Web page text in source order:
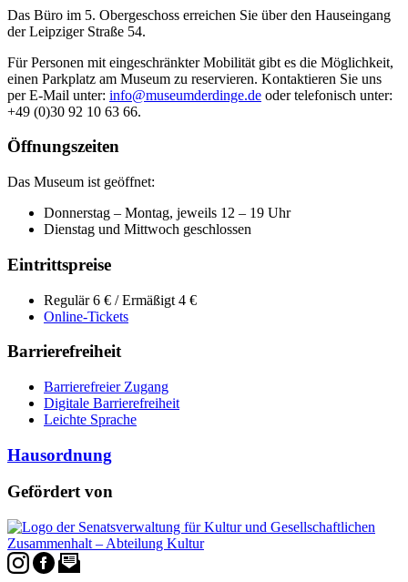
Das Büro im 5. Obergeschoss erreichen Sie über den Hauseingang
der Leipziger Straße 54.
Für Personen mit eingeschränkter Mobilität gibt es die Möglichkeit,
einen Parkplatz am Museum zu reservieren. Kontaktieren Sie uns
per E-Mail unter: info@museumderdinge.de oder telefonisch unter:
+49 (0)30 92 10 63 66.
Öffnungszeiten
Das Museum ist geöffnet:
Donnerstag – Montag, jeweils 12 – 19 Uhr
Dienstag und Mittwoch geschlossen
Eintrittspreise
Regulär 6 € / Ermäßigt 4 €
Online-Tickets
Barrierefreiheit
Barrierefreier Zugang
Digitale Barrierefreiheit
Leichte Sprache
Hausordnung
Gefördert von